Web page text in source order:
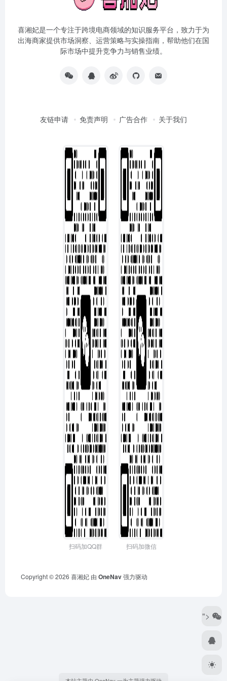
喜湘妃是一个专注于跨境电商领域的知识服务平台，致力于为
出海商家提供市场洞察、运营策略与实操指南，帮助他们在国
际市场中提升竞争力与销售业绩。
友链申请 免责声明 广告合作 关于我们
扫码加QQ群 扫码加微信
Copyright © 2026 喜湘妃 由 OneNav强力驱动
">